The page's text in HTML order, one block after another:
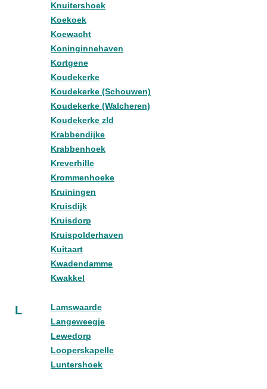
Knuitershoek
Koekoek
Koewacht
Koninginnehaven
Kortgene
Koudekerke
Koudekerke (Schouwen)
Koudekerke (Walcheren)
Koudekerke zld
Krabbendijke
Krabbenhoek
Kreverhille
Krommenhoeke
Kruiningen
Kruisdijk
Kruisdorp
Kruispolderhaven
Kuitaart
Kwadendamme
Kwakkel
L
Lamswaarde
Langeweegje
Lewedorp
Looperskapelle
Luntershoek